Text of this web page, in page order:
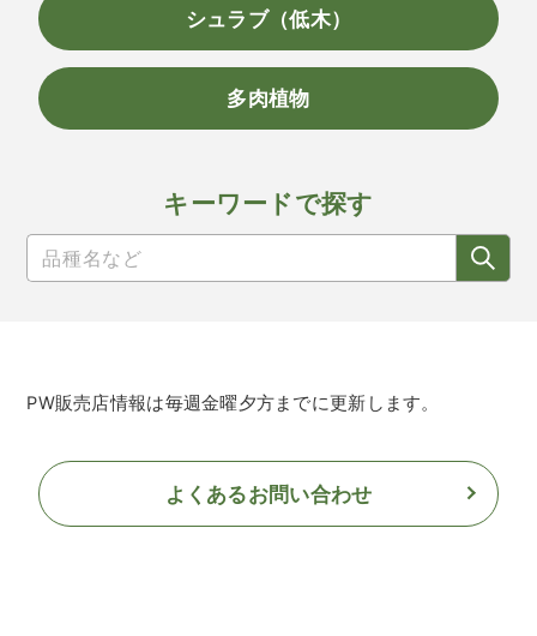
シュラブ（低木）
多肉植物
キーワードで探す
PW販売店情報は毎週金曜夕方までに更新します。
よくあるお問い合わせ